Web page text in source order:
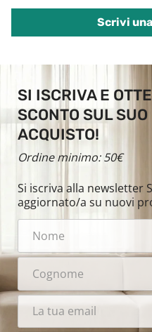
Scrivi
SI ISCRIVA E
SCONTO SUL
ACQUISTO!
Ordine minimo: 50€
Si iscriva alla newsletter
aggiornato/a su nuovi